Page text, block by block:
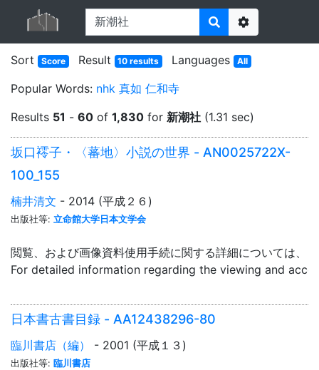
Options
Sort
Score Result 10 results Languages All
Popular Words: nhk 真如 仁和寺
Results 51 - 60 of 1,830 for 新潮社 (1.31 sec)
坂口䙥子・〈蕃地〉小説の世界 - AN0025722X-
100_155
楠井清文 - 2014 (平成２６)
出版社等: 立命館大学日本文学会
閲覧、および画像資料使用手続に関する詳細については、「
For detailed information regarding the viewing and
日本書古書目録 - AA12438296-80
臨川書店（編） - 2001 (平成１３)
出版社等: 臨川書店